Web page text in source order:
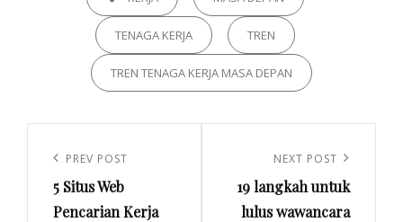
TENAGA KERJA TREN
TREN TENAGA KERJA MASA DEPAN
navigation
Previous
Post
PREV POST
5 Situs Web
Pencarian Kerja
Post
NEXT POST
19 langkah untuk
lulus wawancara